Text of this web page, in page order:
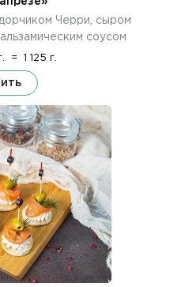
Черри, сыром
соусом
= 1 125 г.